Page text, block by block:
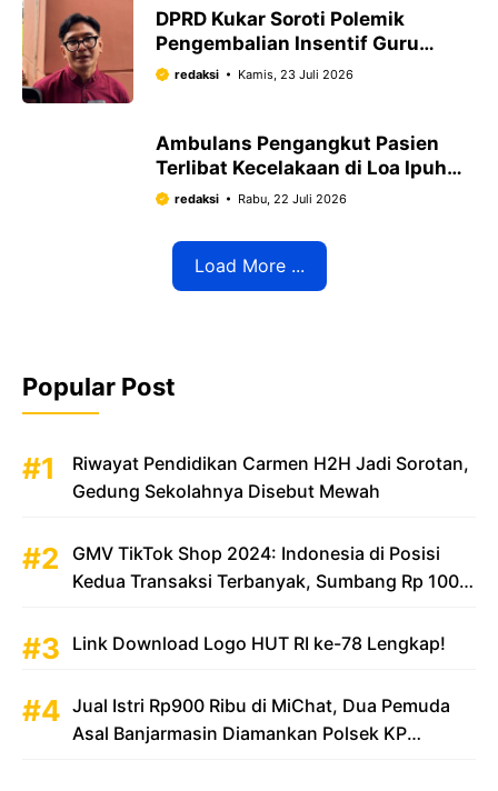
DPRD Kukar Soroti Polemik
Pengembalian Insentif Guru
Swasta, Sebut Awalnya Bentuk
redaksi Kamis, 23 Juli 2026
Ambulans Pengangkut Pasien
Terlibat Kecelakaan di Loa Ipuh
Darat, Sopir Dievakuasi dari Kabin
redaksi Rabu, 22 Juli 2026
Load More ...
Popular Post
Riwayat Pendidikan Carmen H2H Jadi Sorotan,
Gedung Sekolahnya Disebut Mewah
GMV TikTok Shop 2024: Indonesia di Posisi
Kedua Transaksi Terbanyak, Sumbang Rp 100
Link Download Logo HUT RI ke-78 Lengkap!
Jual Istri Rp900 Ribu di MiChat, Dua Pemuda
Asal Banjarmasin Diamankan Polsek KP